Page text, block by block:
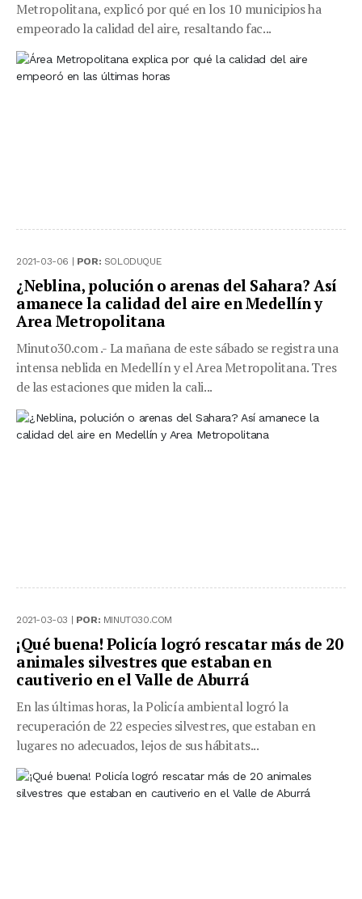
Metropolitana, explicó por qué en los 10 municipios ha
empeorado la calidad del aire, resaltando fac...
2021-03-06 | POR: SOLODUQUE
¿Neblina, polución o arenas del Sahara? Así
amanece la calidad del aire en Medellín y
Area Metropolitana
Minuto30.com .- La mañana de este sábado se registra una
intensa neblida en Medellín y el Area Metropolitana. Tres
de las estaciones que miden la cali...
2021-03-03 | POR: MINUTO30.COM
¡Qué buena! Policía logró rescatar más de 20
animales silvestres que estaban en
cautiverio en el Valle de Aburrá
En las últimas horas, la Policía ambiental logró la
recuperación de 22 especies silvestres, que estaban en
lugares no adecuados, lejos de sus hábitats...